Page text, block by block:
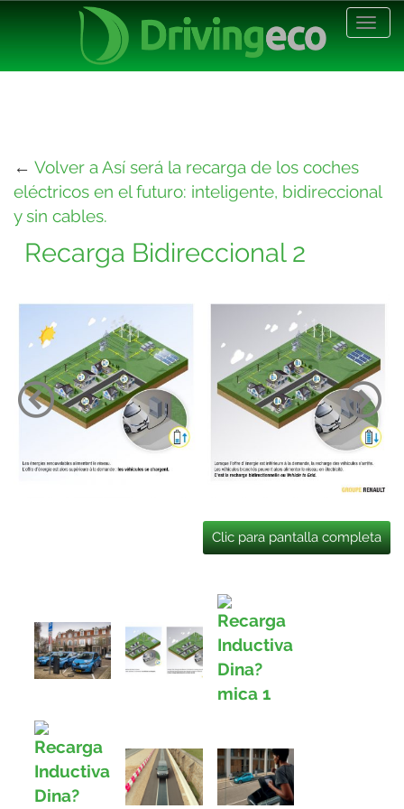
← Volver a Así será la recarga de los coches
eléctricos en el futuro: inteligente, bidireccional
y sin cables.
Recarga Bidireccional 2
Clic para pantalla completa